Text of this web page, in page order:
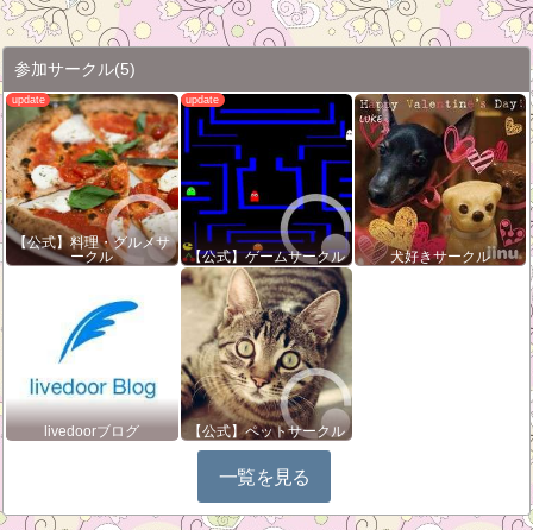
参加サークル(5)
【公式】料理・グルメサ
ークル
【公式】ゲームサークル 犬好きサークル
livedoorブログ 【公式】ペットサークル
一覧を見る